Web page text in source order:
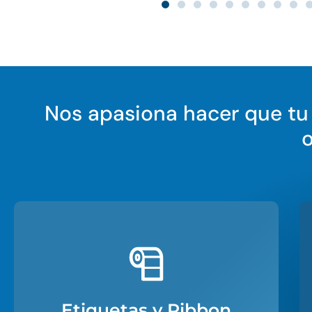
Nos apasiona hacer que